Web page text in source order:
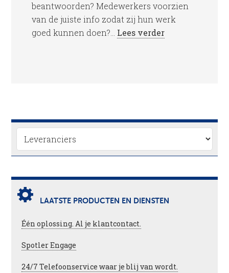
beantwoorden? Medewerkers voorzien
van de juiste info zodat zij hun werk
goed kunnen doen?... Lees verder
LAATSTE PRODUCTEN EN DIENSTEN
Één oplossing. Al je klantcontact.
Spotler Engage
24/7 Telefoonservice waar je blij van wordt.